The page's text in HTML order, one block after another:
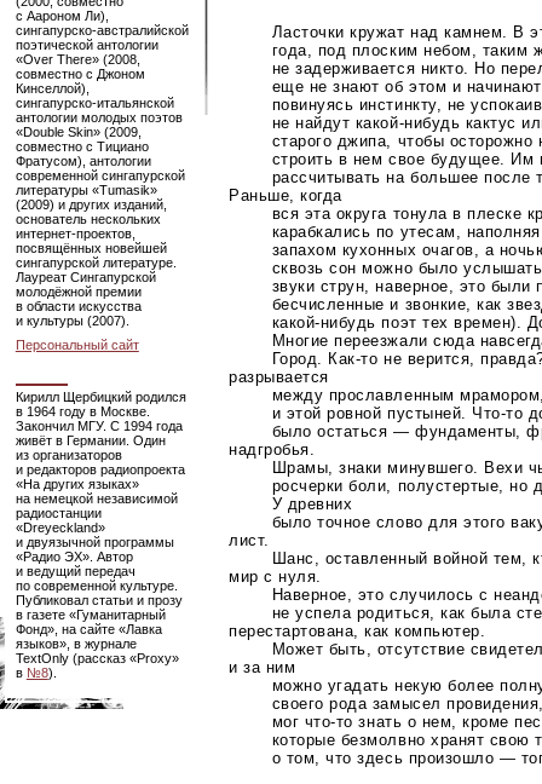
с Аароном Ли),
сингапурско-австралийской
поэтической антологии
«Over There» (2008,
совместно с Джоном
Кинселлой),
сингапурско-итальянской
антологии молодых поэтов
«Double Skin» (2009,
совместно с Тициано
Фратусом), антологии
современной сингапурской
литературы «Tumasik»
(2009) и других изданий,
основатель нескольких
интернет-проектов,
посвящённых новейшей
сингапурской литературе.
Лауреат Сингапурской
молодёжной премии
в области искусства
и культуры (2007).
Персональный сайт
Кирилл Щербицкий родился
в 1964 году в Москве.
Закончил МГУ. С 1994 года
живёт в Германии. Один
из организаторов
и редакторов радиопроекта
«На других языках»
на немецкой независимой
радиостанции
«Dreyeckland»
и двуязычной программы
«Радио ЭХ». Автор
и ведущий передач
по современной культуре.
Публиковал статьи и прозу
в газете «Гуманитарный
Фонд», на сайте «Лавка
языков», в журнале
TextOnly (рассказ «Proxy»
в №8).
Ласточки кружат над камнем. В
года, под плоским небом, таким
не задерживается никто. Но
еще не знают об этом и
повинуясь инстинкту, не
не найдут какой-нибудь кактус
старого джипа, чтобы осторожно
строить в нем свое будущее. Им
рассчитывать на большее после
Раньше, когда
вся эта округа тонула в плеске
карабкались по утесам,
запахом кухонных очагов, а
сквозь сон можно было услышать
звуки струн, наверное, это были
бесчисленные и звонкие, как
какой-нибудь поэт тех времен).
Многие переезжали сюда
Город.
Как-то не верится,
разрывается
между прославленным
и этой ровной пустыней. Что-то
было остаться — фундаменты,
надгробья.
Шрамы, знаки минувшего. Вехи
росчерки боли, полустертые, но
У древних
было точное слово для этого
лист.
Шанс, оставленный войной тем,
мир с нуля.
Наверное, это случилось с
не успела родиться, как была
перестартована, как компьютер.
Может быть, отсутствие
и за ним
можно угадать некую более
своего рода замысел
мог что-то знать о нем, кроме
которые безмолвно хранят свою
о том, что здесь произошло —